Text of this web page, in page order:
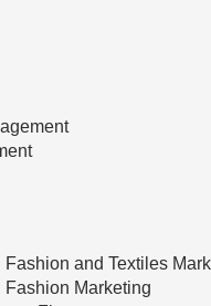
and Textiles
Fashion Marketing